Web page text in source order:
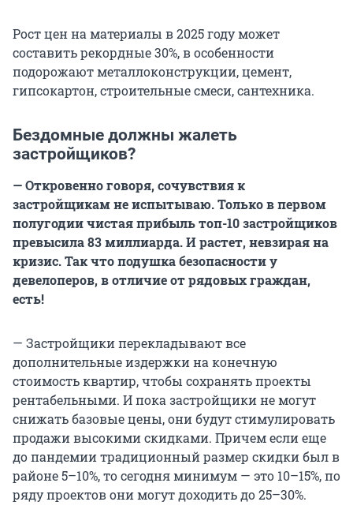
Рост цен на материалы в 2025 году может
составить рекордные 30%, в особенности
подорожают металлоконструкции, цемент,
гипсокартон, строительные смеси, сантехника.
Бездомные должны жалеть
застройщиков?
— Откровенно говоря, сочувствия к
застройщикам не испытываю. Только в первом
полугодии чистая прибыль топ-10 застройщиков
превысила 83 миллиарда. И растет, невзирая на
кризис. Так что подушка безопасности у
девелоперов, в отличие от рядовых граждан,
есть!
— Застройщики перекладывают все
дополнительные издержки на конечную
стоимость квартир, чтобы сохранять проекты
рентабельными. И пока застройщики не могут
снижать базовые цены, они будут стимулировать
продажи высокими скидками. Причем если еще
до пандемии традиционный размер скидки был в
районе 5–10%, то сегодня минимум — это 10–15%, по
ряду проектов они могут доходить до 25–30%.